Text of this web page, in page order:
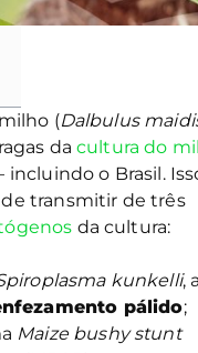
(Dalbulus
dacultura do
incluindo o Brasil.
transmitir de três
da cultura:
kunkelli,
pálido;
Maize bushy stunt